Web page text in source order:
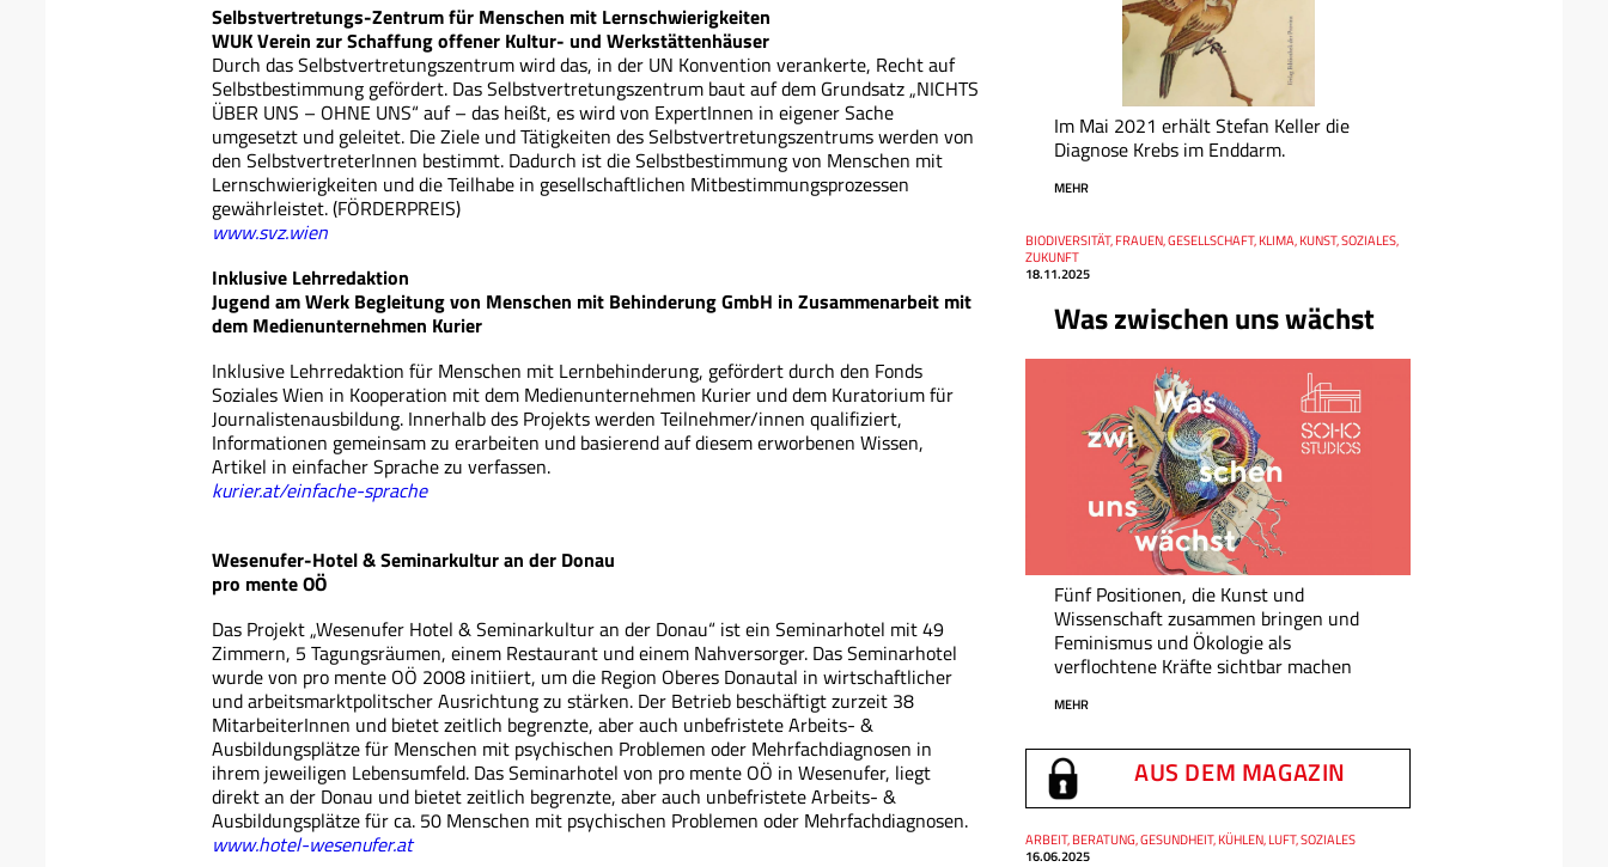
Selbstvertretungs-Zentrum für Menschen mit Lernschwierigkeiten
WUK Verein zur Schaffung offener Kultur- und Werkstättenhäuser
Durch das Selbstvertretungszentrum wird das, in der UN Konvention verankerte, Recht auf
Selbstbestimmung gefördert. Das Selbstvertretungszentrum baut auf dem Grundsatz „NICHTS
ÜBER UNS – OHNE UNS“ auf – das heißt, es wird von ExpertInnen in eigener Sache
umgesetzt und geleitet. Die Ziele und Tätigkeiten des Selbstvertretungszentrums werden von
den SelbstvertreterInnen bestimmt. Dadurch ist die Selbstbestimmung von Menschen mit
Lernschwierigkeiten und die Teilhabe in gesellschaftlichen Mitbestimmungsprozessen
gewährleistet. (FÖRDERPREIS)
www.svz.wien
Inklusive Lehrredaktion
Jugend am Werk Begleitung von Menschen mit Behinderung GmbH in Zusammenarbeit mit
dem Medienunternehmen Kurier
Inklusive Lehrredaktion für Menschen mit Lernbehinderung, gefördert durch den Fonds
Soziales Wien in Kooperation mit dem Medienunternehmen Kurier und dem Kuratorium für
Journalistenausbildung. Innerhalb des Projekts werden Teilnehmer/innen qualifiziert,
Informationen gemeinsam zu erarbeiten und basierend auf diesem erworbenen Wissen,
Artikel in einfacher Sprache zu verfassen.
kurier.at/einfache-sprache
Wesenufer-Hotel & Seminarkultur an der Donau
pro mente OÖ
Das Projekt „Wesenufer Hotel & Seminarkultur an der Donau“ ist ein Seminarhotel mit 49
Zimmern, 5 Tagungsräumen, einem Restaurant und einem Nahversorger. Das Seminarhotel
wurde von pro mente OÖ 2008 initiiert, um die Region Oberes Donautal in wirtschaftlicher
und arbeitsmarktpolitscher Ausrichtung zu stärken. Der Betrieb beschäftigt zurzeit 38
MitarbeiterInnen und bietet zeitlich begrenzte, aber auch unbefristete Arbeits- &
Ausbildungsplätze für Menschen mit psychischen Problemen oder Mehrfachdiagnosen in
ihrem jeweiligen Lebensumfeld. Das Seminarhotel von pro mente OÖ in Wesenufer, liegt
direkt an der Donau und bietet zeitlich begrenzte, aber auch unbefristete Arbeits- &
Ausbildungsplätze für ca. 50 Menschen mit psychischen Problemen oder Mehrfachdiagnosen.
www.hotel-wesenufer.at
Im Mai 2021 erhält Stefan Keller die
Diagnose Krebs im Enddarm.
MEHR
Was zwischen uns wächst
Thema
BIODIVERSITÄT, FRAUEN, GESELLSCHAFT, KLIMA, KUNST, SOZIALES,
ZUKUNFT
Datum
18.11.2025
Fünf Positionen, die Kunst und
Wissenschaft zusammen bringen und
Feminismus und Ökologie als
verflochtene Kräfte sichtbar machen
MEHR
AUS DEM MAGAZIN
Thema
ARBEIT, BERATUNG, GESUNDHEIT, KÜHLEN, LUFT, SOZIALES
Datum
16.06.2025